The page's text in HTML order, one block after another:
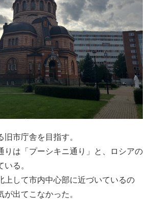
旧市庁舎を目指す。
りは「プーシキニ通り」と、ロシアの
る。
上して市内中心部に近づいているの
出てこなかった。